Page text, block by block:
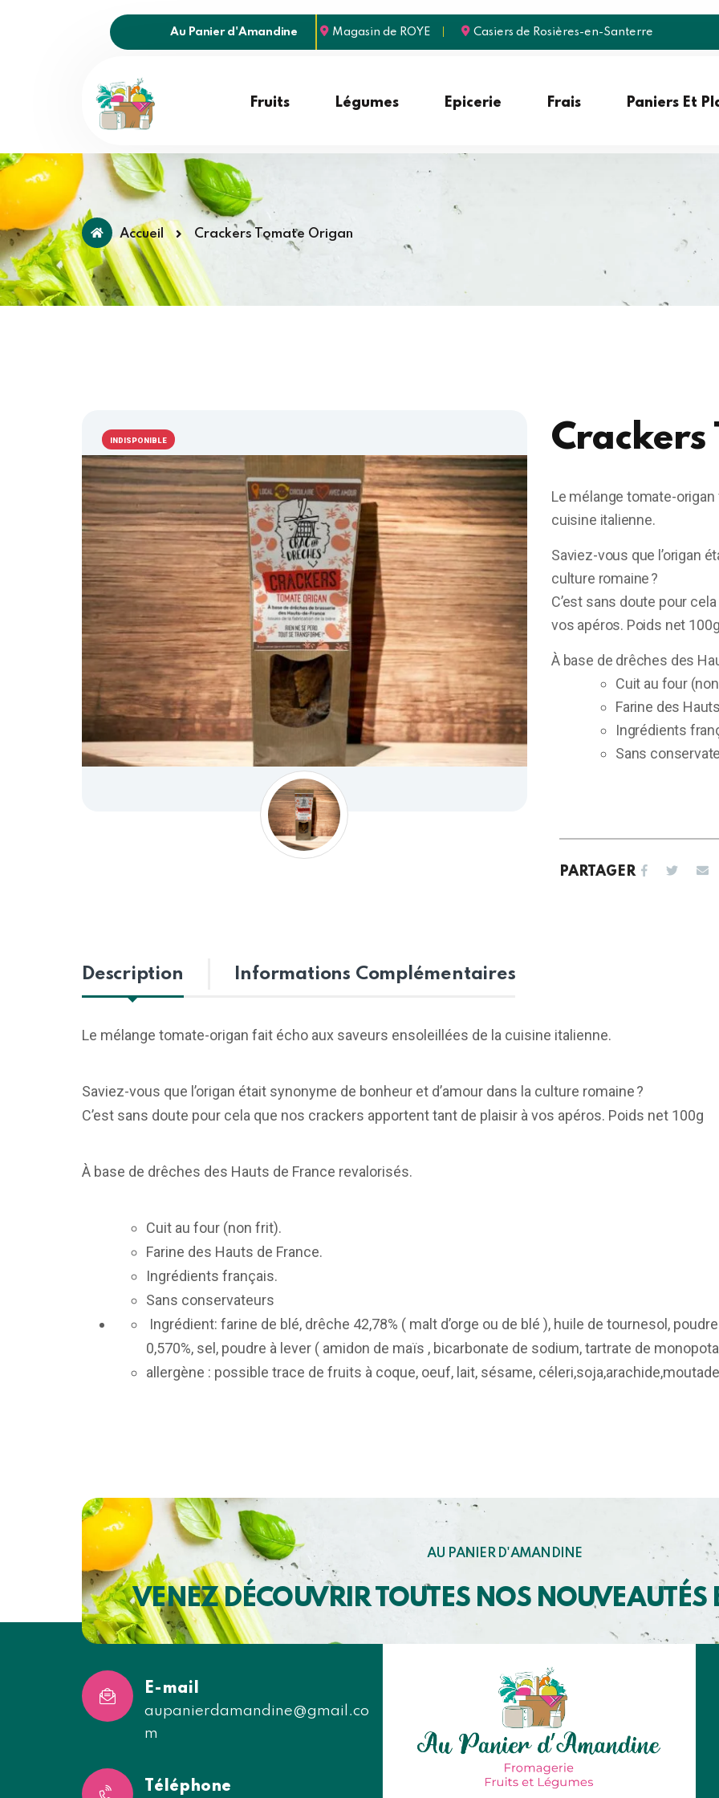
Au Panier d'Amandine Magasin de ROYE Casiers de Rosières-en-Santerre
Fruits Légumes Epicerie Frais Paniers Et
Accueil Crackers Tomate Origan
INDISPONIBLE Crackers
Le mélange tomate-
cuisine italienne.
Saviez-vous que l’origan
culture romaine ?
C’est sans doute pour
vos apéros. Poids net 100g
À base de drêches des
Cuit au four
Farine des
Ingrédients
Sans
PARTAGER
Description Informations Complémentaires
Le mélange tomate-origan fait écho aux saveurs ensoleillées de la cuisine italienne.
Saviez-vous que l’origan était synonyme de bonheur et d’amour dans la culture romaine ?
C’est sans doute pour cela que nos crackers apportent tant de plaisir à vos apéros. Poids net 100g
À base de drêches des Hauts de France revalorisés.
Cuit au four (non frit).
Farine des Hauts de France.
Ingrédients français.
Sans conservateurs
Ingrédient: farine de blé, drêche 42,78% ( malt d’orge ou de blé ), huile de tournesol,
0,570%, sel, poudre à lever ( amidon de maïs , bicarbonate de sodium, tartrate de
allergène : possible trace de fruits à coque, oeuf, lait, sésame, céleri,soja,arachide,moutade
AU PANIER D'AMANDINE
VENEZ DÉCOUVRIR TOUTES NOS
E-mail
aupanierdamandine@gmail.co
m
Téléphone